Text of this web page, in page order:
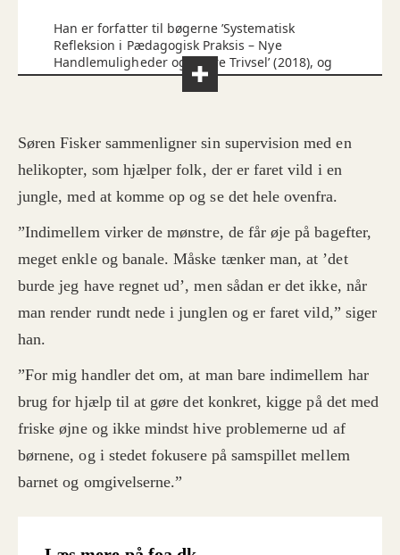
Han er forfatter til bøgerne ’Systematisk
Refleksion i Pædagogisk Praksis – Nye
Handlemuligheder og Bedre Trivsel’ (2018), og
’Faglig refleksion i dagplejen’ (2025).
Søren Fisker sammenligner sin supervision med en
helikopter, som hjælper folk, der er faret vild i en
jungle, med at komme op og se det hele ovenfra.
”Indimellem virker de mønstre, de får øje på bagefter,
meget enkle og banale. Måske tænker man, at ’det
burde jeg have regnet ud’, men sådan er det ikke, når
man render rundt nede i junglen og er faret vild,” siger
han.
”For mig handler det om, at man bare indimellem har
brug for hjælp til at gøre det konkret, kigge på det med
friske øjne og ikke mindst hive problemerne ud af
børnene, og i stedet fokusere på samspillet mellem
barnet og omgivelserne.”